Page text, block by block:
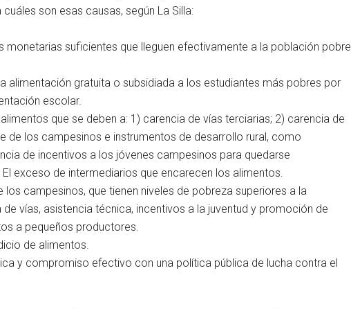
son esas causas, según La Silla:
monetarias suficientes que lleguen efectivamente a la población pobre
alimentación gratuita o subsidiada a los estudiantes más pobres por
escolar.
que se deben a: 1) carencia de vías terciarias; 2) carencia de
de los campesinos e instrumentos de desarrollo rural, como
de incentivos a los jóvenes campesinos para quedarse
exceso de intermediarios que encarecen los alimentos.
campesinos, que tienen niveles de pobreza superiores a la
vías, asistencia técnica, incentivos a la juventud y promoción de
a pequeños productores.
de alimentos.
y compromiso efectivo con una política pública de lucha contra el